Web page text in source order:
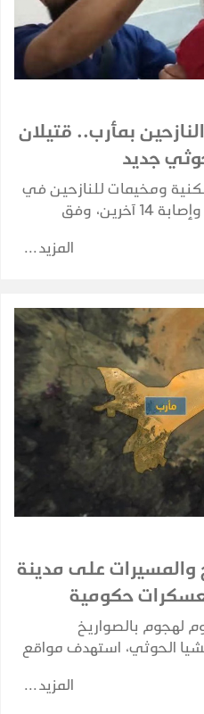
بمأرب.. قتيلان
ومخيمات للنازحين في
مأرب أسفر عن مقتل مدنيين وإصابة 14 آخرين، وفق
المزيد
على مدينة
حكومية
لهجوم بالصواريخ
الحوثي، استهدف مواقع
مصادر محلية.
المزيد